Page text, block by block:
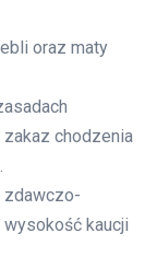
oraz maty
zakaz chodzenia
zdawczo-
kaucji